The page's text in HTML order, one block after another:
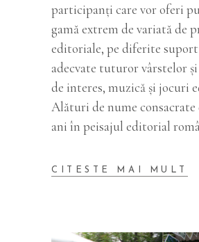
participanți care vor oferi
gamă extrem de variată de
editoriale, pe diferite
adecvate tuturor vârstelor
de interes, muzică și jocuri
Alături de nume consacrate
ani în peisajul editorial
CITESTE MAI MULT